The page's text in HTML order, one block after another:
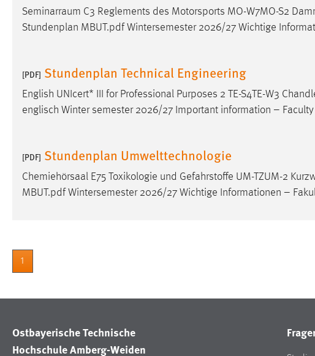
Seminarraum C3 Reglements des Motorsports MO-W7MO-S2
Stundenplan MBUT.pdf Wintersemester 2026/27 Wichtige
[PDF] Stundenplan Technical Engineering
English UNIcert* III for Professional Purposes 2 TE-S4TE-W3
englisch Winter semester 2026/27 Important information – Faculty
[PDF] Stundenplan Umwelttechnologie
Chemiehörsaal E75 Toxikologie und Gefahrstoffe UM-TZUM-2
MBUT.pdf Wintersemester 2026/27 Wichtige Informationen –
1
Ostbayerische Technische
Hochschule Amberg-Weiden